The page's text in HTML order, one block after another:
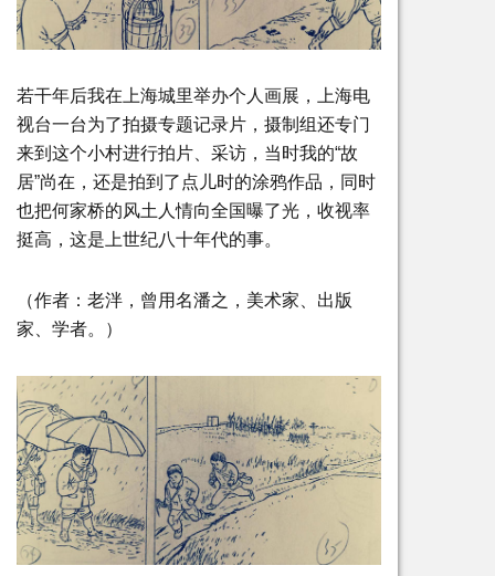
若干年后我在上海城里举办个人画展，上海电
视台一台为了拍摄专题记录片，摄制组还专门
来到这个小村进行拍片、采访，当时我的“故
居”尚在，还是拍到了点儿时的涂鸦作品，同时
也把何家桥的风土人情向全国曝了光，收视率
挺高，这是上世纪八十年代的事。
（作者：老泮，曾用名潘之，美术家、出版
家、学者。）